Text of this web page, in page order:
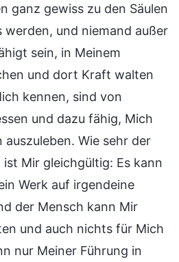
ganz gewiss zu den Säulen
werden, und niemand außer
sein, in Meinem
und dort Kraft walten
kennen, sind von
und dazu fähig, Mich
Wie sehr der
Mir gleichgültig: Es kann
Werk auf irgendeine
der Mensch kann Mir
und auch nichts für Mich
nur Meiner Führung in